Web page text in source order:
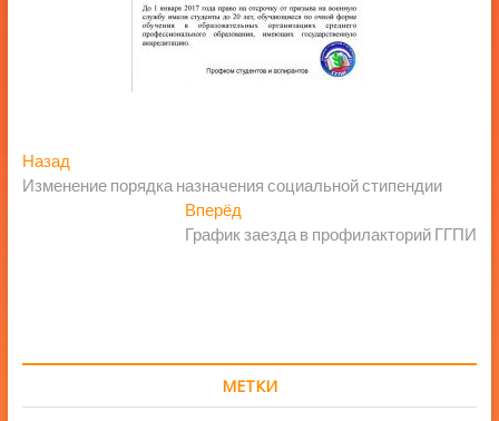
Навигация
по
НазадПредыдущая
запись:
Изменение порядка назначения социальной стипендии
Вперёд
запись:
График заезда в профилакторий ГГПИ
МЕТКИ